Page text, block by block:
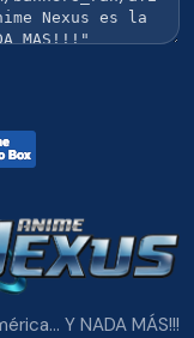
Y NADA MÁS!!!